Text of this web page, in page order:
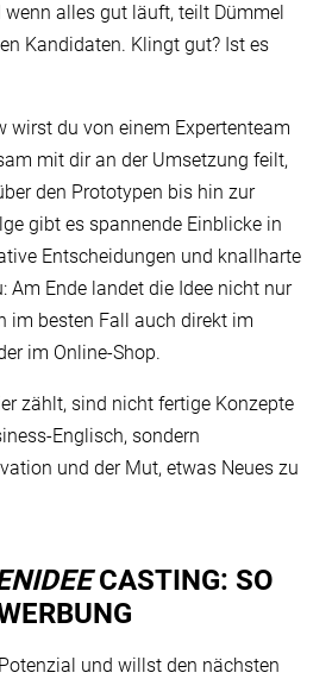
alles gut läuft, teilt Dümmel
Kandidaten. Klingt gut? Ist es
wirst du von einem Expertenteam
mit dir an der Umsetzung feilt,
den Prototypen bis hin zur
gibt es spannende Einblicke in
Entscheidungen und knallharte
Am Ende landet die Idee nicht nur
im besten Fall auch direkt im
im Online-Shop.
zählt, sind nicht fertige Konzepte
Englisch, sondern
und der Mut, etwas Neues zu
CASTING: SO
und willst den nächsten